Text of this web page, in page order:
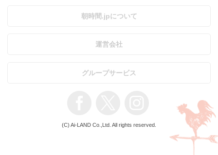
朝時間.jpについて
運営会社
グループサービス
(C) Ai-LAND Co.,Ltd. All rights reserved.